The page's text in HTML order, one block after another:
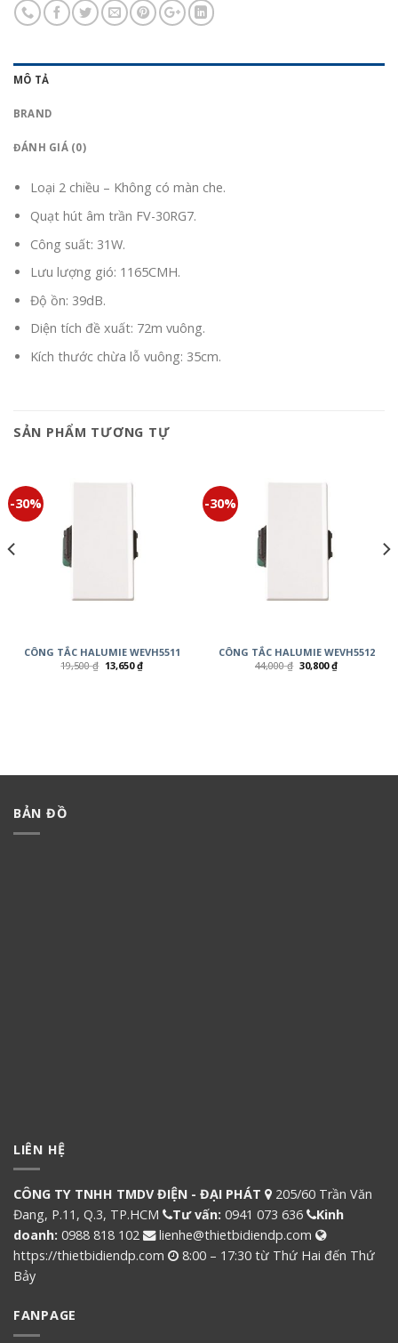
MÔ TẢ
BRAND
ĐÁNH GIÁ (0)
Loại 2 chiều – Không có màn che.
Quạt hút âm trần FV-30RG7.
Công suất: 31W.
Lưu lượng gió: 1165CMH.
Độ ồn: 39dB.
Diện tích đề xuất: 72m vuông.
Kích thước chừa lỗ vuông: 35cm.
SẢN PHẨM TƯƠNG TỰ
-30%
CÔNG TẮC HALUMIE WEVH5511
19,500₫ 13,650₫
-30%
CÔNG TẮC HALUMIE WEVH5512
44,000₫ 30,800₫
BẢN ĐỒ
LIÊN HỆ
CÔNG TY TNHH TMDV ĐIỆN - ĐẠI PHÁT
205/60 Trần Văn
Đang, P.11, Q.3, TP.HCM
Tư vấn: 0941 073 636
Kinh
doanh: 0988 818 102
lienhe@thietbidiendp.com
https://thietbidiendp.com
8:00 – 17:30 từ Thứ Hai đến Thứ
Bảy
FANPAGE